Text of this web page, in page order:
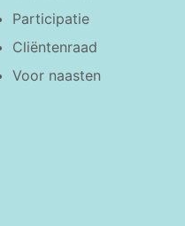
Participatie
Cliëntenraad
Voor naasten